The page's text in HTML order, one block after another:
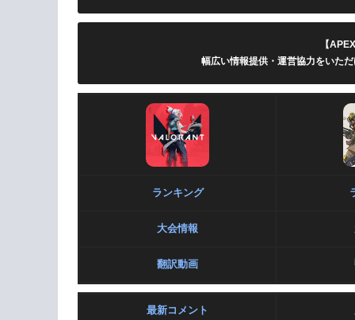
【
幅広い情報提供・運営協力をいた
ランキング
大会情報
翻訳動画
最新コメント